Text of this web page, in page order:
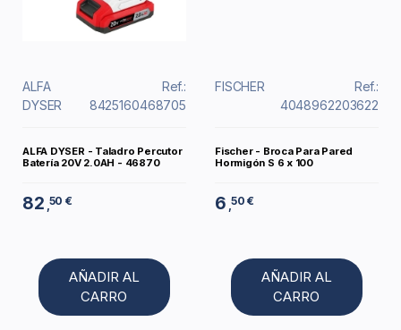
ALFA
DYSER
Ref.:
8425160468705
ALFA DYSER - Taladro Percutor
Batería 20V 2.0AH - 46870
82 ,50 €
AÑADIR AL
CARRO
FISCHER
Ref.:
4048962203622
Fischer - Broca Para Pared
Hormigón S 6 x 100
6 ,50 €
AÑADIR AL
CARRO